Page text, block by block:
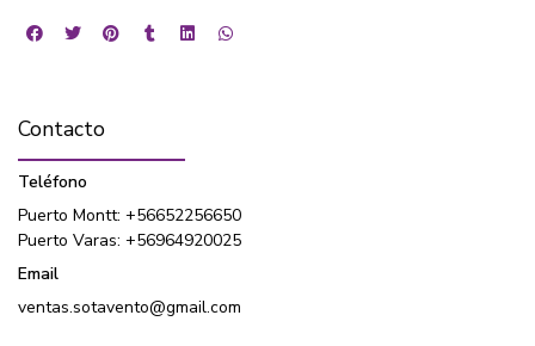
Contacto
Teléfono
Puerto Montt: +56652256650
Puerto Varas: +56964920025
Email
ventas.sotavento@gmail.com